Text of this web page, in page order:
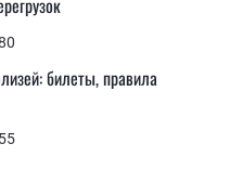
55
билеты, правила